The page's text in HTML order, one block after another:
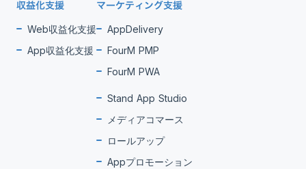
収益化支援
Web収益化支援
App収益化支援
マーケティング支援
AppDelivery
FourM PMP
FourM PWA
Stand App Studio
メディアコマース
ロールアップ
Appプロモーション